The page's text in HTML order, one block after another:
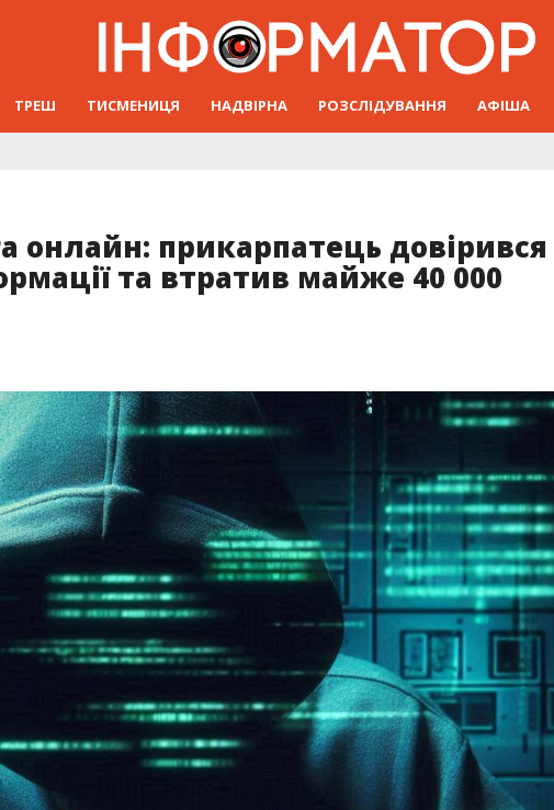
ТРЕШ ТИСМЕНИЦЯ НАДВІРНА РОЗСЛІДУВАННЯ АФІША
онлайн: прикарпатець довірився
та втратив майже 40 000